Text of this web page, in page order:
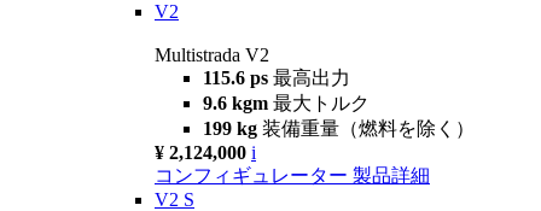
V2
Multistrada V2
115.6 ps 最高出力
9.6 kgm 最大トルク
199 kg 装備重量（燃料を除く）
¥ 2,124,000 i
コンフィギュレーター 製品詳細
V2 S